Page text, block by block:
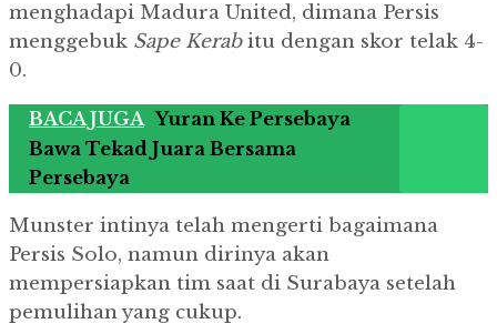
menghadapi Madura United, dimana Persis
menggebuk Sape Kerabitu dengan skor telak 4-
0.
BACA JUGA Yuran Ke Persebaya
Bawa Tekad Juara Bersama
Persebaya
Munster intinya telah mengerti bagaimana
Persis Solo, namun dirinya akan
mempersiapkan tim saat di Surabaya setelah
pemulihan yang cukup.